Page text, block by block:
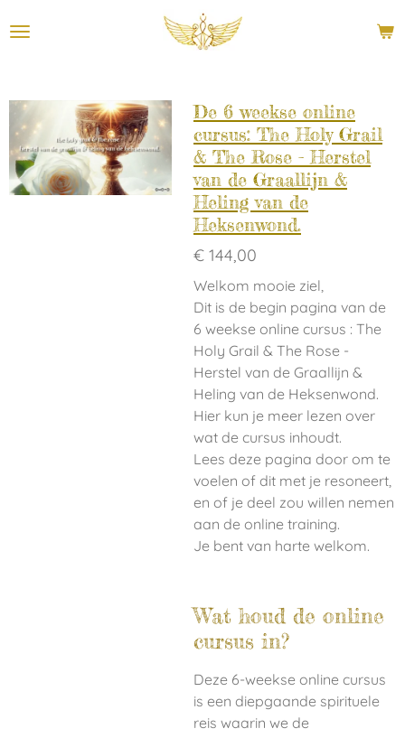
direct
hoofdinhoud
De 6 weekse online
cursus: The Holy Grail
& The Rose - Herstel
van de Graallijn &
Heling van de
Heksenwond.
€ 144,00
Welkom mooie ziel,
Dit is de begin pagina van de
6 weekse online cursus : The
Holy Grail & The Rose -
Herstel van de Graallijn &
Heling van de Heksenwond.
Hier kun je meer lezen over
wat de cursus inhoudt.
Lees deze pagina door om te
voelen of dit met je resoneert,
en of je deel zou willen nemen
aan de online training.
Je bent van harte welkom.
Wat houd de online
cursus in?
Deze 6-weekse online cursus
is een diepgaande spirituele
reis waarin we de